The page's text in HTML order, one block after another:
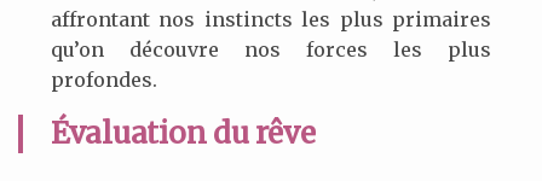
affrontant nos instincts les plus primaires
qu’on découvre nos forces les plus
profondes.
Évaluation du rêve